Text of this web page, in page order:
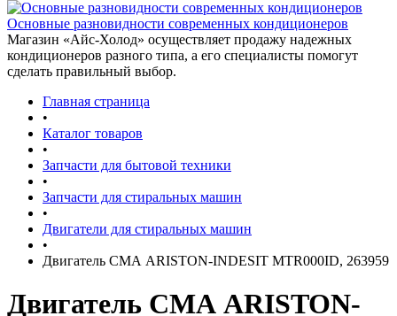
Основные разновидности современных кондиционеров
Магазин «Айс-Холод» осуществляет продажу надежных
кондиционеров разного типа, а его специалисты помогут
сделать правильный выбор.
Главная страница
•
Каталог товаров
•
Запчасти для бытовой техники
•
Запчасти для стиральных машин
•
Двигатели для стиральных машин
•
Двигатель СМА ARISTON-INDESIT MTR000ID, 263959
Двигатель СМА ARISTON-